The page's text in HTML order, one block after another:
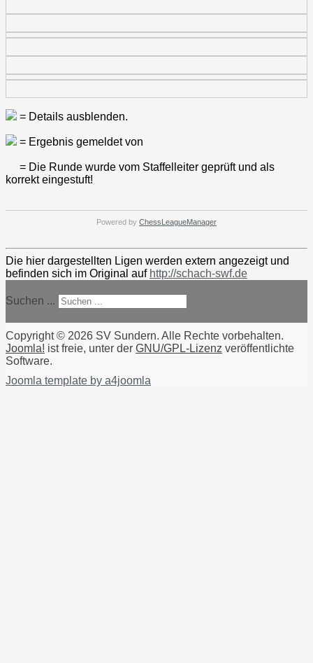
= Details ausblenden.
= Ergebnis gemeldet von
= Die Runde wurde vom Staffelleiter geprüft und als
korrekt eingestuft!
Powered by ChessLeagueManager
Die hier dargestellten Ligen werden extern angezeigt und
befinden sich im Original auf http://schach-swf.de
Suchen ...
Copyright © 2026 SV Sundern. Alle Rechte vorbehalten.
Joomla! ist freie, unter der GNU/GPL-Lizenz veröffentlichte
Software.
Joomla template by a4joomla